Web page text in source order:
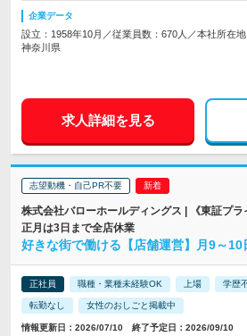
企業データ
設立：1958年10月／従業員数：670人／本社所在地
神奈川県
求人詳細を見る
志望動機・自己PR不要
株式会社バローホールディングス | 《東証プ
正月は3日まで全店休業
好きな街で働ける【店舗運営】月9～10
正社員 職種・業種未経験OK 上場 学歴
転勤なし 女性のおしごと掲載中
情報更新日：2026/07/10 終了予定日：2026/09/10